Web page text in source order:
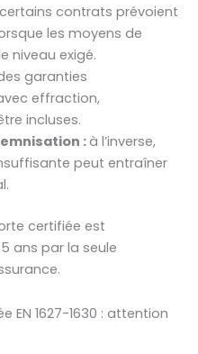
certains contrats prévoient
les moyens de
niveau exigé.
garanties
effraction,
incluses.
:à l’inverse,
peut entraîner
certifiée est
ans par la seule
EN 1627-1630 : attention